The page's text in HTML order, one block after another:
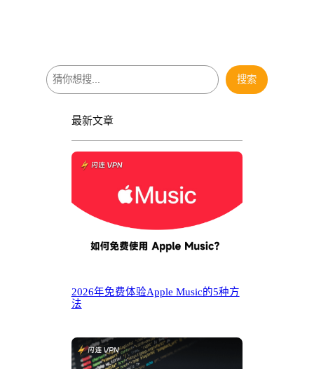
搜
索
搜索
最新文章
2026年免费体验Apple Music的5种方
法